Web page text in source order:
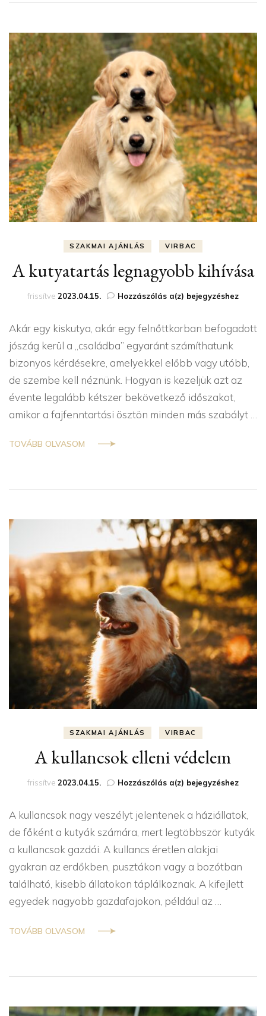
SZAKMAI AJÁNLÁS VIRBAC
A kutyatartás legnagyobb kihívása
frissítve 2023.04.15. Hozzászólás a(z) A
kihívása
bejegyzéshez
Akár egy kiskutya, akár egy felnőttkorban befogadott
jószág kerül a „családba” egyaránt számíthatunk
bizonyos kérdésekre, amelyekkel előbb vagy utóbb,
de szembe kell néznünk. Hogyan is kezeljük azt az
évente legalább kétszer bekövetkező időszakot,
amikor a fajfenntartási ösztön minden más szabályt …
TOVÁBB OLVASOM
SZAKMAI AJÁNLÁS VIRBAC
A kullancsok elleni védelem
frissítve 2023.04.15. Hozzászólás a(z) A
védelem
bejegyzéshez
A kullancsok nagy veszélyt jelentenek a háziállatok,
de főként a kutyák számára, mert legtöbbször kutyák
a kullancsok gazdái. A kullancs éretlen alakjai
gyakran az erdőkben, pusztákon vagy a bozótban
található, kisebb állatokon táplálkoznak. A kifejlett
egyedek nagyobb gazdafajokon, például az …
TOVÁBB OLVASOM